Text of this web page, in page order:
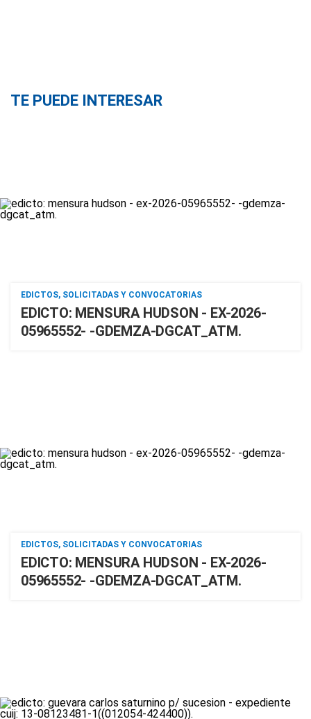
TE PUEDE INTERESAR
EDICTOS, SOLICITADAS Y CONVOCATORIAS
EDICTO: MENSURA HUDSON - EX-2026-
05965552- -GDEMZA-DGCAT_ATM.
EDICTOS, SOLICITADAS Y CONVOCATORIAS
EDICTO: MENSURA HUDSON - EX-2026-
05965552- -GDEMZA-DGCAT_ATM.